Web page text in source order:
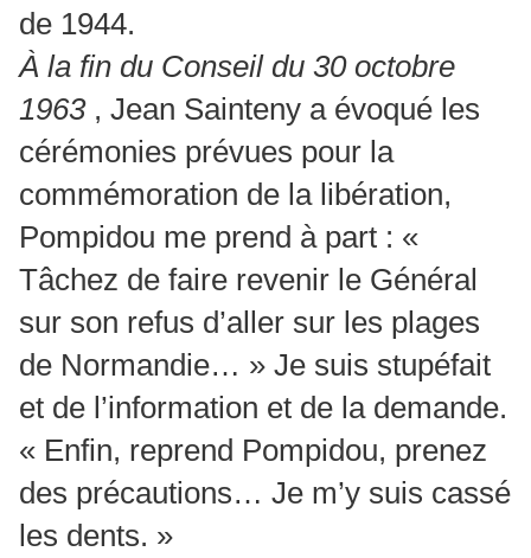
de 1944.
À la fin du Conseil du 30 octobre
1963, Jean Sainteny a évoqué les
cérémonies prévues pour la
commémoration de la libération,
Pompidou me prend à part : «
Tâchez de faire revenir le Général
sur son refus d’aller sur les plages
de Normandie… » Je suis stupéfait
et de l’information et de la demande.
« Enfin, reprend Pompidou, prenez
des précautions… Je m’y suis cassé
les dents. »